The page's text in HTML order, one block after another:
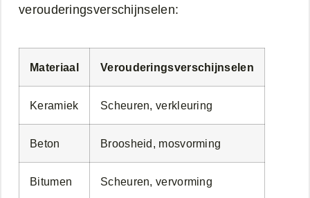
verouderingsverschijnselen:
Materiaal Verouderingsverschijnselen
Keramiek Scheuren, verkleuring
Beton Broosheid, mosvorming
Bitumen Scheuren, vervorming